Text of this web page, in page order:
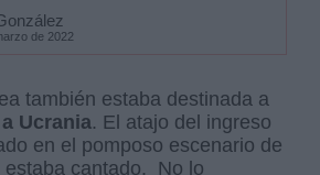
de 2022
también estaba destinada a
Ucrania. El atajo del ingreso
en el pomposo escenario de
estaba cantado. No lo